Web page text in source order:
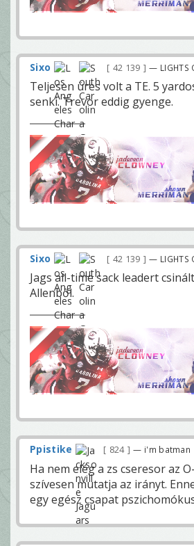
Sixo 42 139 — LIGHTS
Teljesen üres volt a TE. 5
senki. Trevor eddig gyenge.
Sixo 42 139 — LIGHTS
Jags all-time sack leadert
Allenből.
Ppistike 824 — i'm batman
Ha nem elég a zs cseresor az
szívesen mutatja az irányt.
egy egész csapat